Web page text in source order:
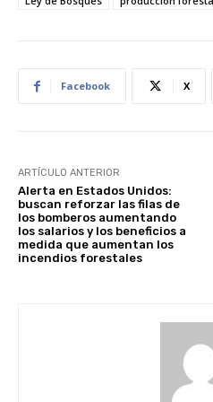
Facebook X
ARTÍCULO ANTERIOR
Alerta en Estados Unidos:
buscan reforzar las filas de
los bomberos aumentando
los salarios y los beneficios a
medida que aumentan los
incendios forestales